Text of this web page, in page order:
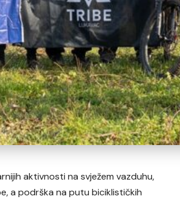
aktivnosti na svježem vazduhu,
a podrška na putu biciklističkih